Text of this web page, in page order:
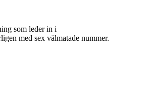
som leder in i
med sex välmatade nummer.